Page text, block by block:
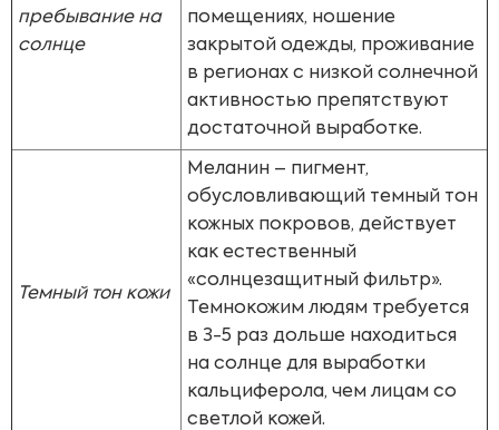
пребывание на
солнце
помещениях, ношение
закрытой одежды, проживание
в регионах с низкой солнечной
активностью препятствуют
достаточной выработке.
Темный тон кожи
Меланин – пигмент,
обусловливающий темный тон
кожных покровов, действует
как естественный
«солнцезащитный фильтр».
Темнокожим людям требуется
в 3-5 раз дольше находиться
на солнце для выработки
кальциферола, чем лицам со
светлой кожей.